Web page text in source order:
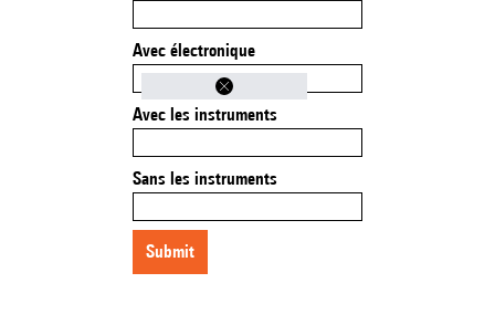
Avec électronique
Avec les instruments
Sans les instruments
submit